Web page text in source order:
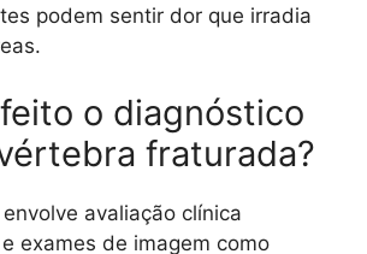
podem sentir dor que irradia
o diagnóstico
fraturada?
avaliação clínica
exames de imagem como